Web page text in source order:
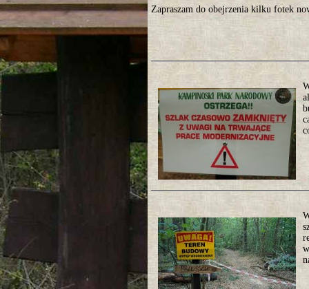
Zapraszam do obejrzenia kilku fotek